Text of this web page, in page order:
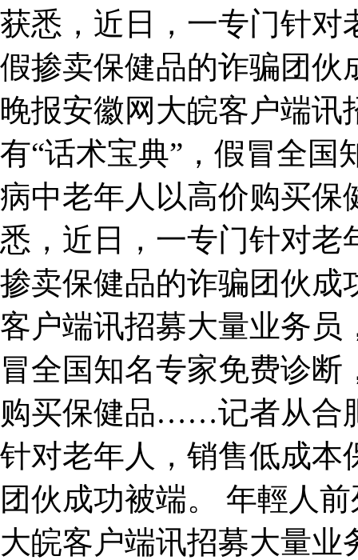
获悉，近日，一专门针对
假掺卖保健品的诈骗团
晚报安徽网大皖客户端
有“话术宝典”，假冒全国
病中老年人以高价购买
悉，近日，一专门针对老
掺卖保健品的诈骗团伙成
客户端讯招募大量业务员
冒全国知名专家免费诊
购买保健品……记者从合
针对老年人，销售低成本
团伙成功被端。 年輕人
大皖客户端讯招募大量业